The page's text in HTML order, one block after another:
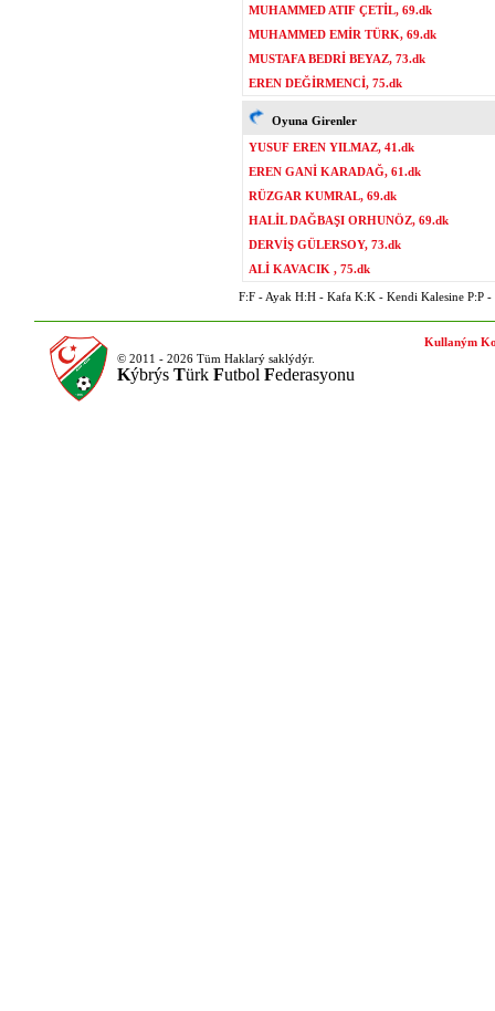
MUHAMMED ATIF ÇETİL, 69.dk
MUHAMMED EMİR TÜRK, 69.dk
MUSTAFA BEDRİ BEYAZ, 73.dk
EREN DEĞİRMENCİ, 75.dk
Oyuna Girenler
YUSUF EREN YILMAZ, 41.dk
EREN GANİ KARADAĞ, 61.dk
RÜZGAR KUMRAL, 69.dk
HALİL DAĞBAŞI ORHUNÖZ, 69.dk
DERVİŞ GÜLERSOY, 73.dk
ALİ KAVACIK , 75.dk
F:F - Ayak H:H - Kafa K:K - Kendi Kalesine P:P -
© 2011 - 2026 Tüm Haklarý saklýdýr.
Kýbrýs Türk Futbol Federasyonu
Kullaným